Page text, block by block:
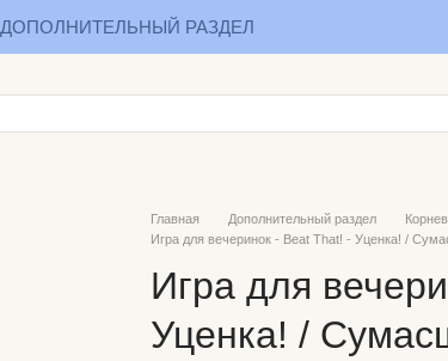
ДОПОЛНИТЕЛЬНЫЙ РАЗДЕЛ
Главная Дополнительный раздел
Игра для вечеринок - Beat That! - Уценка! /
Игра для
Уценка! /